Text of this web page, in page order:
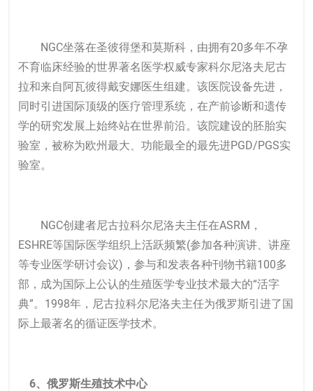
NGC坐落在圣彼得堡和莫斯科，由拥有20多年不孕
不育临床经验的世界著名医学权威专家科尔尼洛夫尼古
拉和来自阿瓦彼得戴安娜医生组建。该医院设备先进，
同时引进国际顶级的医疗管理系统，在产前诊断和遗传
学的研究发展上始终站在世界前沿。该院建设的胚胎实
验室，被称为欧州最大、功能最全的最先进PGD/PGS实
验室。
NGC创建者尼古拉科尔尼洛夫主任在ASRM，
ESHRE等国际医学组织上活跃频繁(参加各种演讲、讲座
等专业医学研讨会议)，参与和发表各种刊物书籍100多
部，成为国际上公认的生殖医学专业技术最大的“活字
典”。1998年，尼古拉科尔尼洛夫主任为俄罗斯引进了国
际上最著名的循证医学技术。
6、俄罗斯生殖技术中心